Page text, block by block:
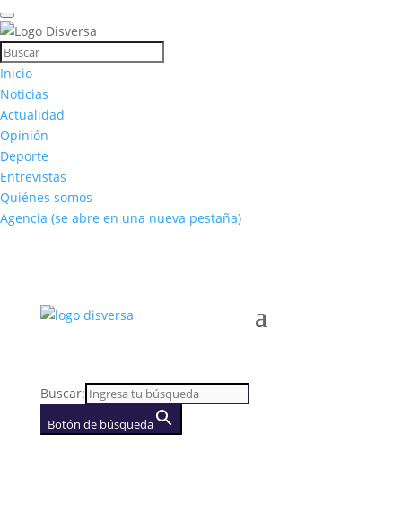
Inicio
Noticias
Actualidad
Opinión
Deporte
Entrevistas
Quiénes somos
Agencia (se abre en una nueva pestaña)
Buscar:
Botón de búsqueda